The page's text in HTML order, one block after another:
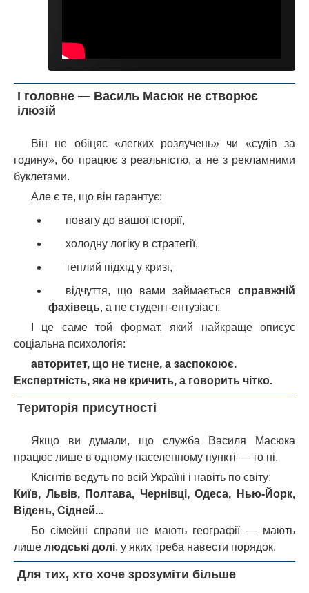
І головне — Василь Масюк не створює
ілюзій
Він не обіцяє «легких розлучень» чи «судів за
годину», бо працює з реальністю, а не з рекламними
буклетами.
Але є те, що він гарантує:
повагу до вашої історії,
холодну логіку в стратегії,
теплий підхід у кризі,
відчуття, що вами займається справжній
фахівець, а не студент-ентузіаст.
І це саме той формат, який найкраще описує
соціальна психологія:
авторитет, що не тисне, а заспокоює.
Експертність, яка не кричить, а говорить чітко.
Територія присутності
Якщо ви думали, що служба Василя Масюка
працює лише в одному населенному пункті — то ні.
Клієнтів ведуть по всій Україні і навіть по світу:
Київ, Львів, Полтава, Чернівці, Одеса, Нью-Йорк,
Відень, Сідней...
Бо сімейні справи не мають географії — мають
лише людські долі, у яких треба навести порядок.
Для тих, хто хоче зрозуміти більше